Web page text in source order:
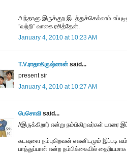
அந்தாளு இருக்குற இடத்துக்கெல்லாம்
”வற்றி” வாகை ரசித்தேன்.
January 4, 2010 at 10:23 AM
T.V.ராதாகிருஷ்ணன் said...
present sir
January 4, 2010 at 10:27 AM
பெசொவி said...
//இருக்கிறார் என்று நம்பிகிறவர்கள் யாரை
கடவுளை நம்புகிறவன் எவனிடமும்
பாத்துப்பான் என்ற நம்பிக்கையில்